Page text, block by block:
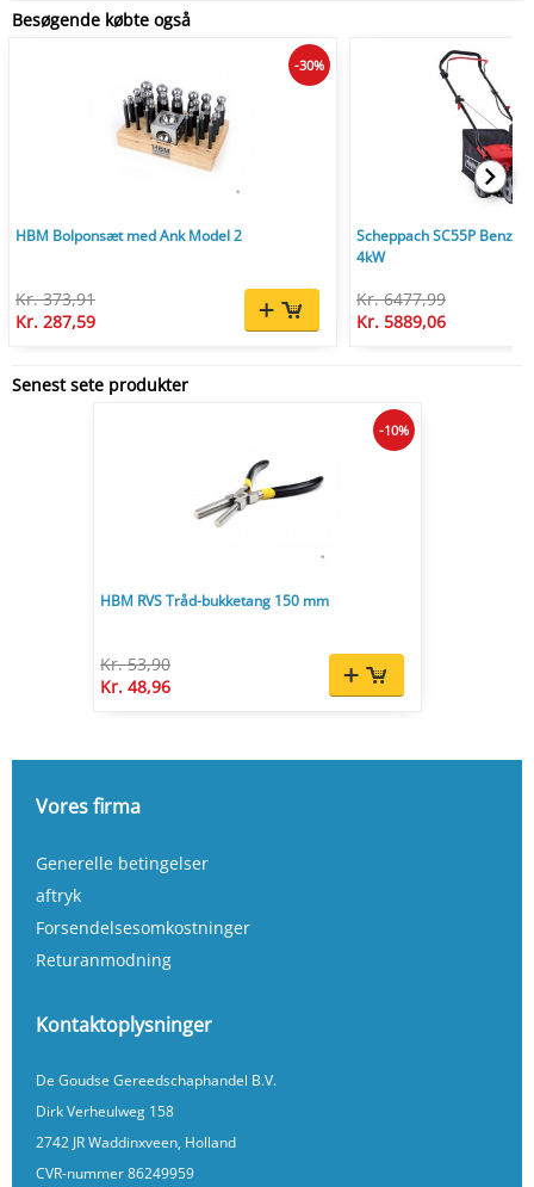
Besøgende købte også
HBM Bolponsæt med Ank Model 2
Kr. 373,91
Kr. 287,59
-30%
Scheppach SC55P
4kW
Kr. 6477,99
Kr. 5889,06
Senest sete produkter
HBM RVS Tråd-bukketang 150 mm
Kr. 53,90
Kr. 48,96
-10%
Vores firma
Generelle betingelser
aftryk
Forsendelsesomkostninger
Returanmodning
Kontaktoplysninger
De Goudse Gereedschaphandel B.V.
Dirk Verheulweg 158
2742 JR Waddinxveen, Holland
CVR-nummer 86249959